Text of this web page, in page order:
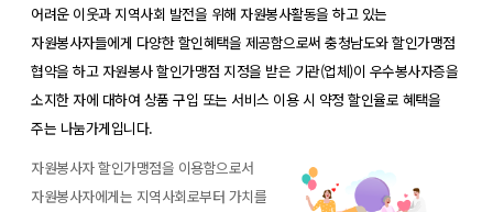
어려운 이웃과 지역사회 발전을 위해 자원봉사활동을 하고 있는
자원봉사자들에게 다양한 할인혜택을 제공함으로써 충청남도와 할인가맹점
협약을 하고 자원봉사 할인가맹점 지정을 받은 기관(업체)이 우수봉사자증을
소지한 자에 대하여 상품 구입 또는 서비스 이용 시 약정 할인율로 혜택을
주는 나눔가게입니다.
자원봉사자 할인가맹점을 이용함으로서
자원봉사자에게는 지역사회로부터 가치를